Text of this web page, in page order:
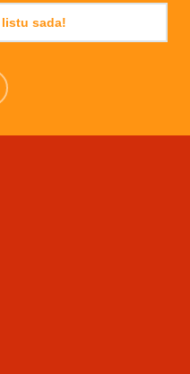
sada!